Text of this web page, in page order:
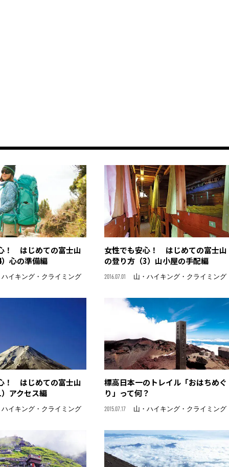
！ はじめての富士山
心の準備編
ハイキング・クライミング
女性でも安心！ はじめての富士山
の登り方（3）山小屋の手配編
2016.07.01 山・ハイキング・クライミング
！ はじめての富士山
アクセス編
ハイキング・クライミング
標高日本一のトレイル「おはちめぐ
り」って何？
2015.07.17 山・ハイキング・クライミング